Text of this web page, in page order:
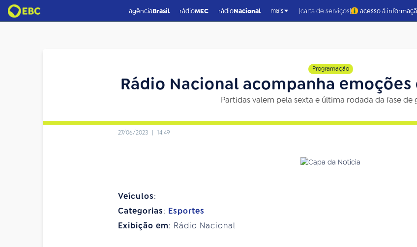
agênciaBrasil rádioMEC rádioNacional mais |carta de serviços| acesso à
Programação
Rádio Nacional acompanha
Partidas valem pela sexta e última rodada da fase de
27/06/2023 | 14:49
Veículos:
Categorias: Esportes
Exibição em: Rádio Nacional